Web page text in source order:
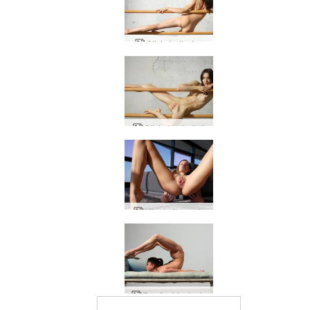
Olivia ballerína
Olivia ber ballett
Mira heitar varir
Eva flexi fantasía